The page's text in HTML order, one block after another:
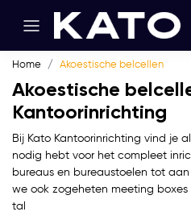
Home Akoestische belcellen
Akoestische
Kantoorinrichting
Bij Kato Kantoorinrichting vind je
nodig hebt voor het compleet
bureaus en bureaustoelen tot
we ook zogeheten meeting
tal